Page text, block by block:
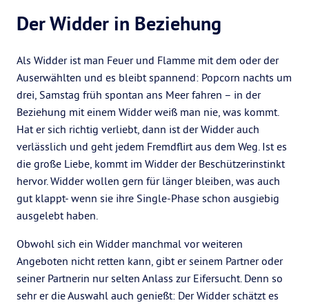
Der Widder in Beziehung
Als Widder ist man Feuer und Flamme mit dem oder der
Auserwählten und es bleibt spannend: Popcorn nachts um
drei, Samstag früh spontan ans Meer fahren – in der
Beziehung mit einem Widder weiß man nie, was kommt.
Hat er sich richtig verliebt, dann ist der Widder auch
verlässlich und geht jedem Fremdflirt aus dem Weg. Ist es
die große Liebe, kommt im Widder der Beschützerinstinkt
hervor. Widder wollen gern für länger bleiben, was auch
gut klappt- wenn sie ihre Single-Phase schon ausgiebig
ausgelebt haben.
Obwohl sich ein Widder manchmal vor weiteren
Angeboten nicht retten kann, gibt er seinem Partner oder
seiner Partnerin nur selten Anlass zur Eifersucht. Denn so
sehr er die Auswahl auch genießt: Der Widder schätzt es